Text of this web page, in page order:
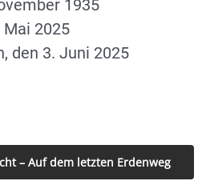
1935
2025
den 3. Juni 2025
– Auf dem letzten Erdenweg